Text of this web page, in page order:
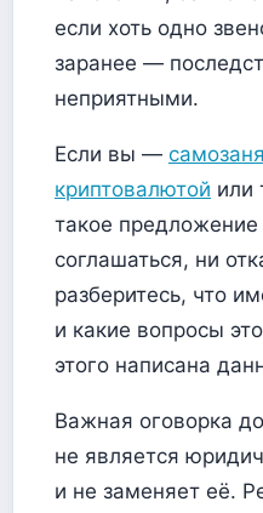
если хоть одно
заранее —
неприятными.
Если вы —
криптовалютой или
такое
соглашаться, ни
разберитесь, что
и какие вопросы
этого написана
Важная оговорка
не является
и не заменяет её.